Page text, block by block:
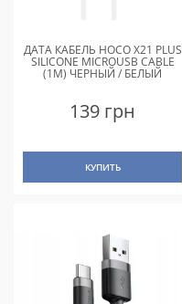
ДАТА КАБЕЛЬ HOCO X21 PLUS
SILICONE MICROUSB CABLE
(1M) ЧЕРНЫЙ / БЕЛЫЙ
139 грн
КУПИТЬ